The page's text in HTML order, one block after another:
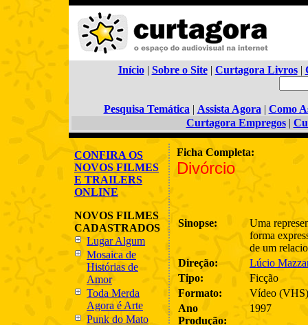
Início| Sobre o Site| Curtagora Livros|
Pesquisa Temática | Assista Agora | Como
Curtagora Empregos|
CONFIRA OS
NOVOS FILMES
E TRAILERS
ONLINE
NOVOS FILMES
CADASTRADOS
Lugar Algum
Mosaica de
Histórias de
Amor
Toda Merda
Agora é Arte
Punk do Mato
Ficha Completa:
Divórcio
Sinopse:
Uma
forma
de um
Direção:
Lúcio
Tipo:
Ficção
Formato:
Vídeo (VHS)
Ano
Produção:
1997